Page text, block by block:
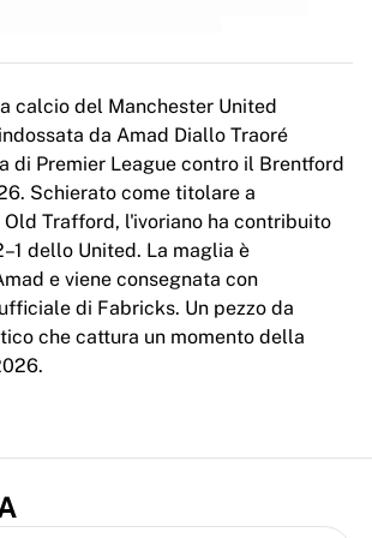
Féminines
calcio del Manchester United
da Amad Diallo Traoré
di Premier League contro il Brentford
Schierato come titolare a
Trafford, l'ivoriano ha contribuito
dello United. La maglia è
e viene consegnata con
di Fabricks. Un pezzo da
che cattura un momento della